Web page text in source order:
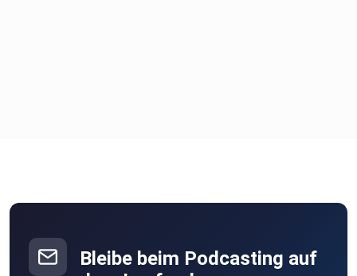
Bleibe beim Podcasting auf